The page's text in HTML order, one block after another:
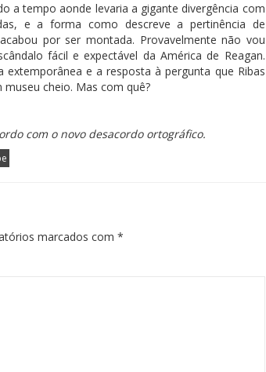
a tempo aonde levaria a gigante divergência com
e a forma como descreve a pertinência de
por ser montada. Provavelmente não vou
fácil e expectável da América de Reagan.
e a resposta à pergunta que Ribas
cheio. Mas com quê?
com o novo desacordo ortográfico.
marcados com *